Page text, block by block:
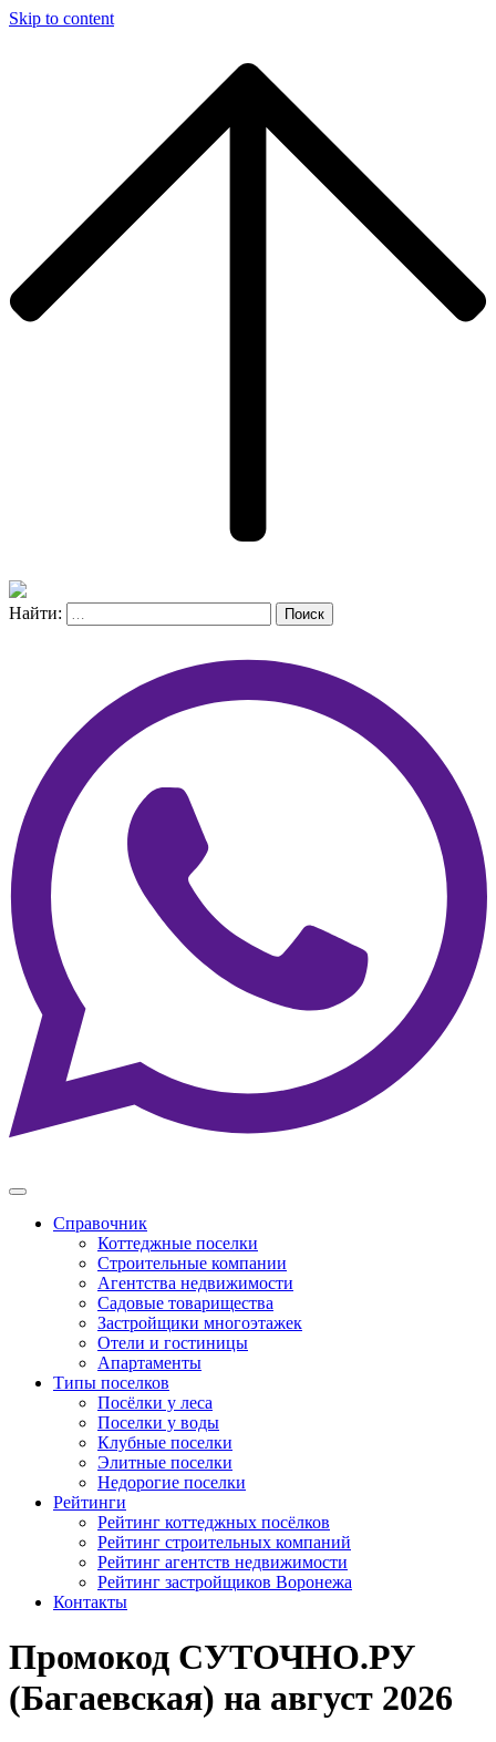
Skip to content
Найти: Поиск
Справочник
Коттеджные поселки
Строительные компании
Агентства недвижимости
Садовые товарищества
Застройщики многоэтажек
Отели и гостиницы
Апартаменты
Типы поселков
Посёлки у леса
Поселки у воды
Клубные поселки
Элитные поселки
Недорогие поселки
Рейтинги
Рейтинг коттеджных посёлков
Рейтинг строительных компаний
Рейтинг агентств недвижимости
Рейтинг застройщиков Воронежа
Контакты
Промокод СУТОЧНО.РУ
(Багаевская) на август 2026